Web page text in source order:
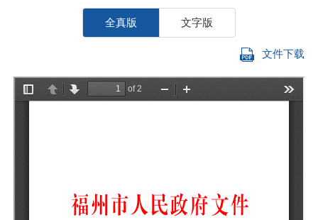
全真版 文字版
文件下载